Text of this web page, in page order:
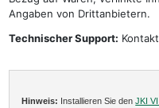
Angaben von Drittanbietern.
Technischer Support:
Hinweis: Installieren Sie denJKI